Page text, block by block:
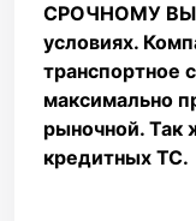
СРОЧНОМУ
условиях.
транспортное
максимально
рыночной. Так
кредитных ТС.